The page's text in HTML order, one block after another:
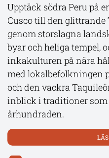
Upptäck södra Peru på
Cusco till den
genom storslagna
byar och heliga tempel,
inkakulturen på nära
med lokalbefolkningen
och den vackra
inblick i traditioner som
århundraden.
Under två dagar
som de moderna
sevärdheter som Plaza
klostret och Larco-
kulinarisk rundtur i den
Barranco, där ni får
läckerheter, från
er om matens historia
möter öknen. Ta en
Nazcalinjerna och se
öknen av en förlorad
klippformationerna
Ballestasöarna, hem till
delfiner och färgglada